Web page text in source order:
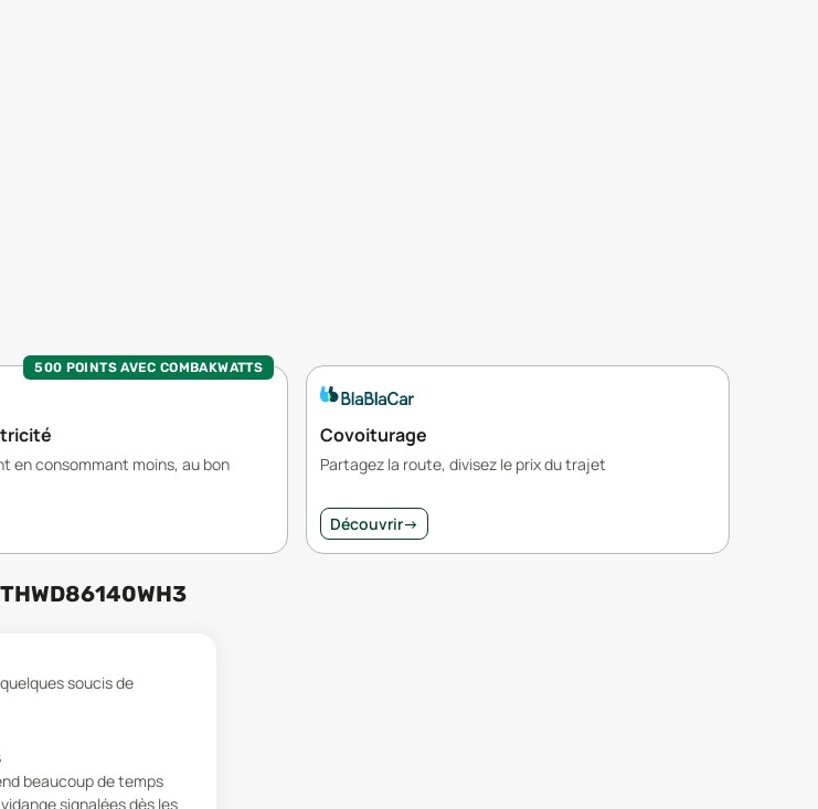
500 POINTS AVEC COMBAKWATTS
en consommant moins, au bon
Covoiturage
Partagez la route, divisez le prix du trajet
Découvrir→
soucis de
beaucoup de temps
signalées dès les